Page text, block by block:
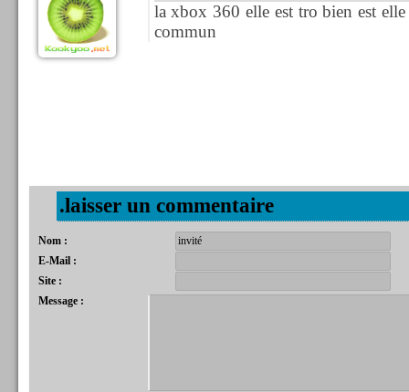
la xbox 360 elle est tro bien est
commun
.laisser un commentaire
Nom :
E-Mail :
Site :
Message :